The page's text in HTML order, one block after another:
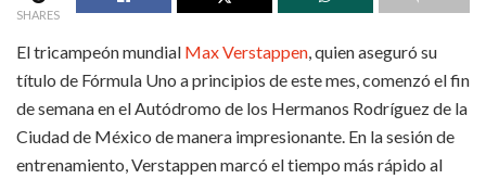
SHARES
El tricampeón mundial Max Verstappen , quien aseguró su
título de Fórmula Uno a principios de este mes, comenzó el fin
de semana en el Autódromo de los Hermanos Rodríguez de la
Ciudad de México de manera impresionante. En la sesión de
entrenamiento, Verstappen marcó el tiempo más rápido al